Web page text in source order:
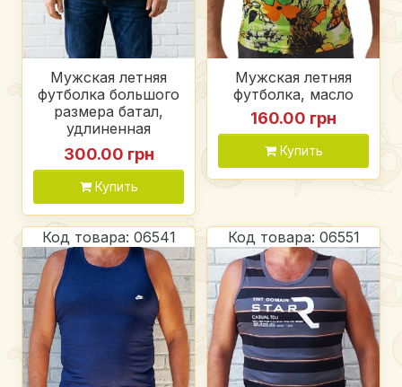
Мужская летняя
футболка большого
размера батал,
удлиненная
трикотажная
футболка для
мужчин в полоску
салатовая с серым
300.00 грн
Купить
Мужская летняя
футболка, масло
160.00 грн
Купить
Код товара: 06541 Код товара: 06551